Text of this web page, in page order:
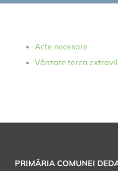
Acte necesare
Vânzare teren
PRIMĂRIA COMUNEI